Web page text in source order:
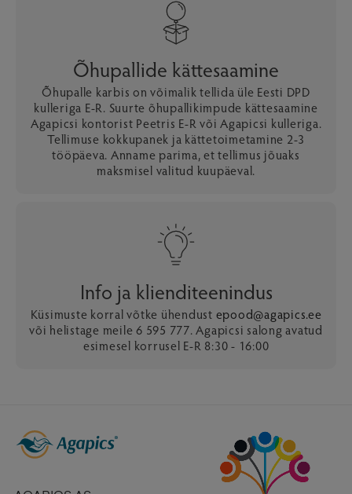
Õhupallide kättesaamine
Õhupalle karbis on võimalik tellida üle Eesti DPD
kulleriga E-R. Suurte õhupallikimpude kättesaamine
Agapicsi kontorist Peetris E-R või Agapicsi kulleriga.
Tellimuse kokkupanek ja kättetoimetamine 2-3
tööpäeva. Anname parima, et tellimus jõuaks
maksmisel valitud kuupäeval.
Info ja klienditeenindus
Küsimuste korral võtke ühendust epood@agapics.ee
või helistage meile 6 595 777. Agapicsi salong avatud
esimesel korrusel E-R 8:30 - 16:00